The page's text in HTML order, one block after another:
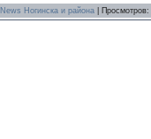
News Ногинска и района |